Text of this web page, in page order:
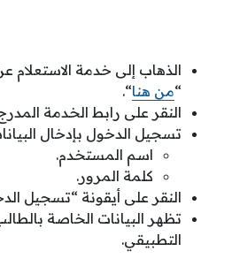
الذهاب إلى خدمة الاستعلام
“من هنا“.
النقر على رابط الخدمة
تسجيل الدخول بإدخال
اسم المستخدم.
كلمة المرور.
النقر على أيقونة “تسجيل
تظهر البيانات الخاصة
التطبيقي.